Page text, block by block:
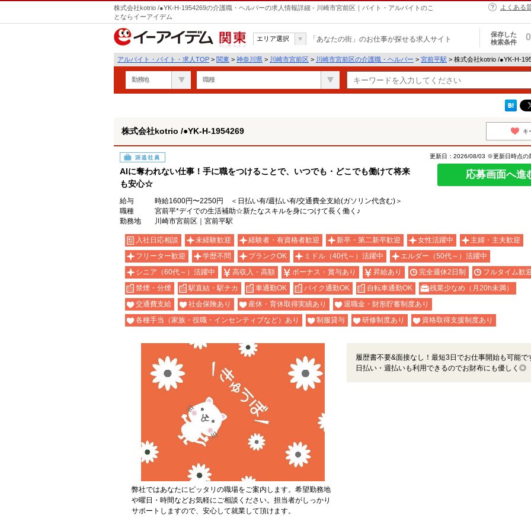
株式会社kotrio /●YK-H-1954269の介護職・ヘルパーの求人情報詳細 - 川崎市宮前区｜バイト・アルバイトのこ
とならイーアイデム
よくある
関東
エリア選択 「あなたの街」のお仕事が探せる求人サイト
保存した
検索条件
0
アルバイト・バイト・求人TOP > 関東 > 神奈川県 > 川崎市宮前区 > 川崎市宮前区の介護職・ヘルパー > 宮前平駅 > 株式会社kotrio /●YK-H-
勤務地 職種
株式会社kotrio /●YK-H-1954269 キ
派遣社員
AIに奪われない仕事！手に職をつけることで、いつでも・どこでも働けて将来
も安心☆
更新日：2026/08/03 ※更新日時点の
応募画面へ進
給与
時給1600円〜2250円 ＜日払い有/週払い有/交通費全支給(ガソリン代含む)＞
職種
宮前平*デイでの生活補助☆新たなスキルを身につけて長く働く♪
勤務地
川崎市宮前区｜宮前平駅
入社日応相談 未経験歓迎 経験者・有資格者歓迎 新卒・第二新卒歓迎 女性活躍中
主婦・主夫歓迎
フリーター歓迎
学歴不問 ブランクOK ミドル（40代～）活躍中
エルダー（50代～）活躍中
シニア（60代～）活躍中
高収入・高額 ボーナス・賞与あり 昇給あり 完全週休2日制
フルタイム歓
禁煙・分煙
駅直結・駅チカ 車通勤OK バイク通勤OK 自転車通勤OK
残業少なめ（月20h未満）
交通費支給
社会保険あり 産休・育休取得実績あり
退職金・財形貯蓄制度あり
各種手当（家族・役職・インセンティブなど）あり
制服貸与 研修制度あり 資格取得支援制度あり
弊社ではあなたにピッタリの職場をご案内します。希望勤務地
や曜日・時間などお気軽にご相談ください。担当者がしっかり
サポートしますので、安心して就業して頂けます。
履歴書不要&面接なし！最短3日でお仕事開始も可能
日払い・週払いも利用できるのでお財布にも優しく◎